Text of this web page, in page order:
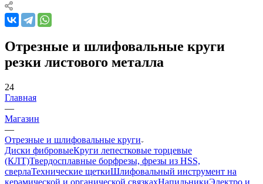
Отрезные и шлифовальные круги
резки листового металла
24
Главная
—
Магазин
—
Отрезные и шлифовальные круги
Диски фибровыеКруги лепестковые торцевые
(КЛТ)Твердосплавные борфрезы, фрезы из HSS,
сверлаТехнические щеткиШлифовальный инструмент на
керамической и органической связкахНапильникиЭлектро и